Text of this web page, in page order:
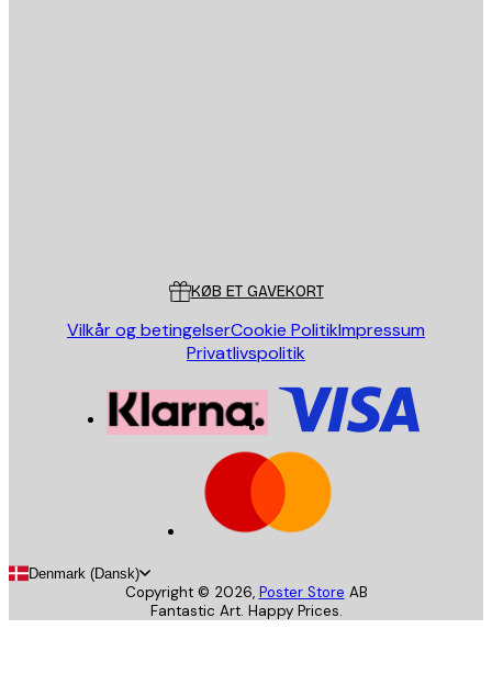
KØB ET GAVEKORT
Vilkår og betingelserCookie PolitikImpressum
Privatlivspolitik
Denmark (Dansk)
Copyright © 2026, Poster Store AB
Fantastic Art. Happy Prices.